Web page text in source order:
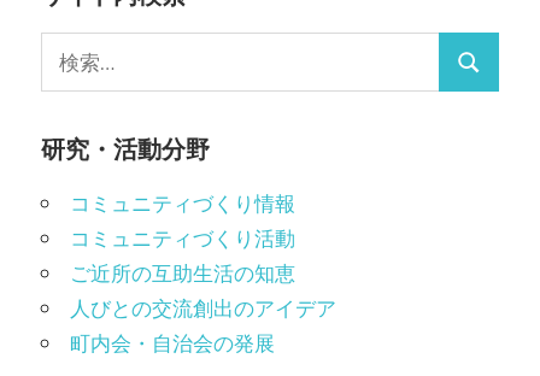
索:
検
研究・活動分野
コミュニティづくり情報
コミュニティづくり活動
ご近所の互助生活の知恵
人びとの交流創出のアイデア
町内会・自治会の発展